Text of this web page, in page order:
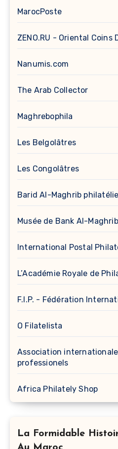
MarocPoste
ZENO.RU - Oriental Coins
Nanumis.com
The Arab Collector
Maghrebophila
Les Belgolâtres
Les Congolâtres
Barid Al-Maghrib philatélie
Musée de Bank Al-Maghrib
International Postal
L’Académie Royale de
F.I.P. - Fédération
O Filatelista
Association
professionels
Africa Philately Shop
La Formidable